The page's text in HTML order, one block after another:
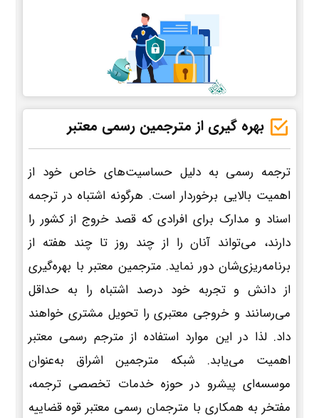
بهره گیری از مترجمین رسمی معتبر
ترجمه رسمی به دلیل حساسیت‌های خاص خود از
اهمیت بالایی برخوردار است. هرگونه اشتباه در ترجمه
اسناد و مدارک برای افرادی که قصد خروج از کشور را
دارند، می‌تواند آنان را از چند روز تا چند هفته از
برنامه‌ریزی‌شان دور نماید. مترجمین معتبر با بهره‌گیری
از دانش و تجربه خود درصد اشتباه را به حداقل
می‌رسانند و خروجی معتبری را تحویل مشتری خواهند
داد. لذا در این موارد استفاده از مترجم رسمی معتبر
اهمیت می‌یابد. شبکه مترجمین اشراق به‌عنوان
موسسه‌ای پیشرو در حوزه خدمات تخصصی ترجمه،
مفتخر به همکاری با مترجمان رسمی معتبر قوه قضاییه